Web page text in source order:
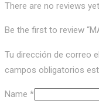
There are no reviews
Be the first to review
Tu dirección de correo
campos obligatorios
Name *